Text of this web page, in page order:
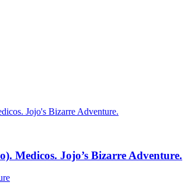
Medicos. Jojo’s Bizarre Adventure.